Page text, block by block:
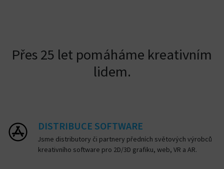
Přes 25 let pomáháme kreativním
lidem.
DISTRIBUCE SOFTWARE
Jsme distributory či partnery předních světových výrobců
kreativního software pro 2D/3D grafiku, web, VR a AR.